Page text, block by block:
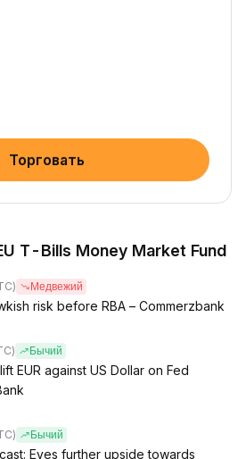
Торговать
T-Bills Money Market Fund
Медвежий
risk before RBA – Commerzbank
Бычий
EUR against US Dollar on Fed
Бычий
Eyes further upside towards